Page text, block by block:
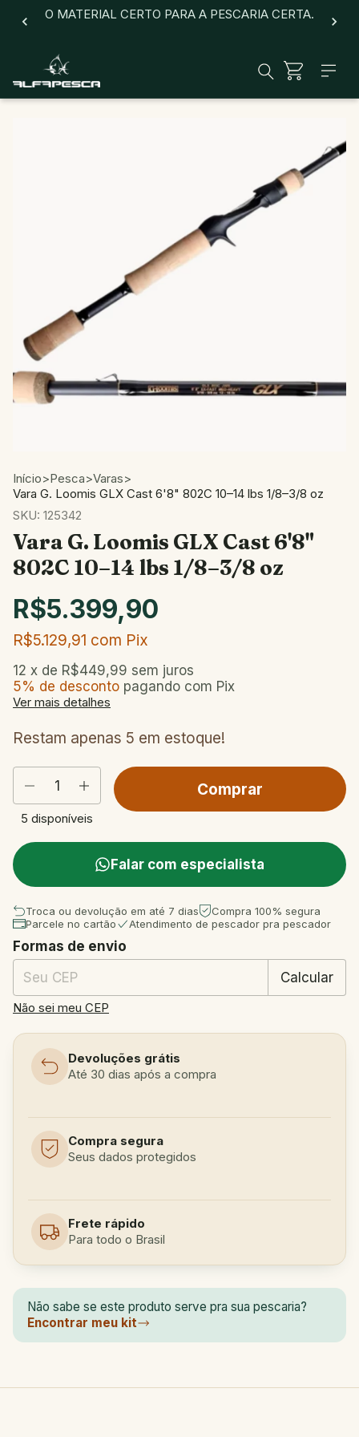
O MATERIAL CERTO PARA A PESCARIA CERTA.
Início>Pesca>Varas>
Vara G. Loomis GLX Cast 6'8" 802C 10–14 lbs 1/8–3/8 oz
SKU: 125342
Vara G. Loomis GLX Cast 6'8"
802C 10–14 lbs 1/8–3/8 oz
R$5.399,90
R$5.129,91 com Pix
12 x de R$449,99 sem juros
5% de desconto pagando com Pix
Ver mais detalhes
Restam apenas 5 em estoque!
5 disponíveis
Falar com especialista
Troca ou devolução em até 7 dias
Compra 100% segura
Parcele no cartão
Atendimento de pescador pra pescador
Entregas para o CEP:
Formas de envio
Calcular
Não sei meu CEP
Devoluções grátis
Até 30 dias após a compra
Compra segura
Seus dados protegidos
Frete rápido
Para todo o Brasil
Não sabe se este produto serve pra sua pescaria?
Encontrar meu kit